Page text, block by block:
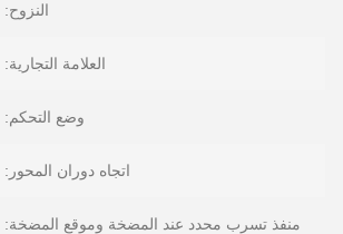
النزوح:
العلامة التجارية:
وضع التحكم:
اتجاه دوران المحور:
منفذ تسرب محدد عند المضخة وموقع المضخة: